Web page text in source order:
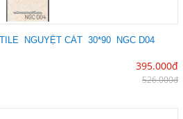
NGUYỆT CÁT 30*90 NGC D04
395.000đ
526.000đ